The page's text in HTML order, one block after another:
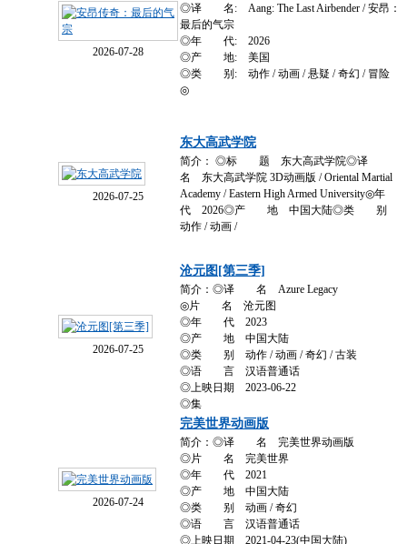
2026-07-28
◎译 名: Aang: The Last Airbender / 安昂：
最后的气宗
◎年 代: 2026
◎产 地: 美国
◎类 别: 动作 / 动画 / 悬疑 / 奇幻 / 冒险
◎
2026-07-25
东大高武学院
简介： ◎标 题 东大高武学院◎译
名 东大高武学院 3D动画版 / Oriental Martial
Academy / Eastern High Armed University◎年
代 2026◎产 地 中国大陆◎类 别
动作 / 动画 /
2026-07-25
沧元图[第三季]
简介：◎译 名 Azure Legacy
◎片 名 沧元图
◎年 代 2023
◎产 地 中国大陆
◎类 别 动作 / 动画 / 奇幻 / 古装
◎语 言 汉语普通话
◎上映日期 2023-06-22
◎集
2026-07-24
完美世界动画版
简介：◎译 名 完美世界动画版
◎片 名 完美世界
◎年 代 2021
◎产 地 中国大陆
◎类 别 动画 / 奇幻
◎语 言 汉语普通话
◎上映日期 2021-04-23(中国大陆)